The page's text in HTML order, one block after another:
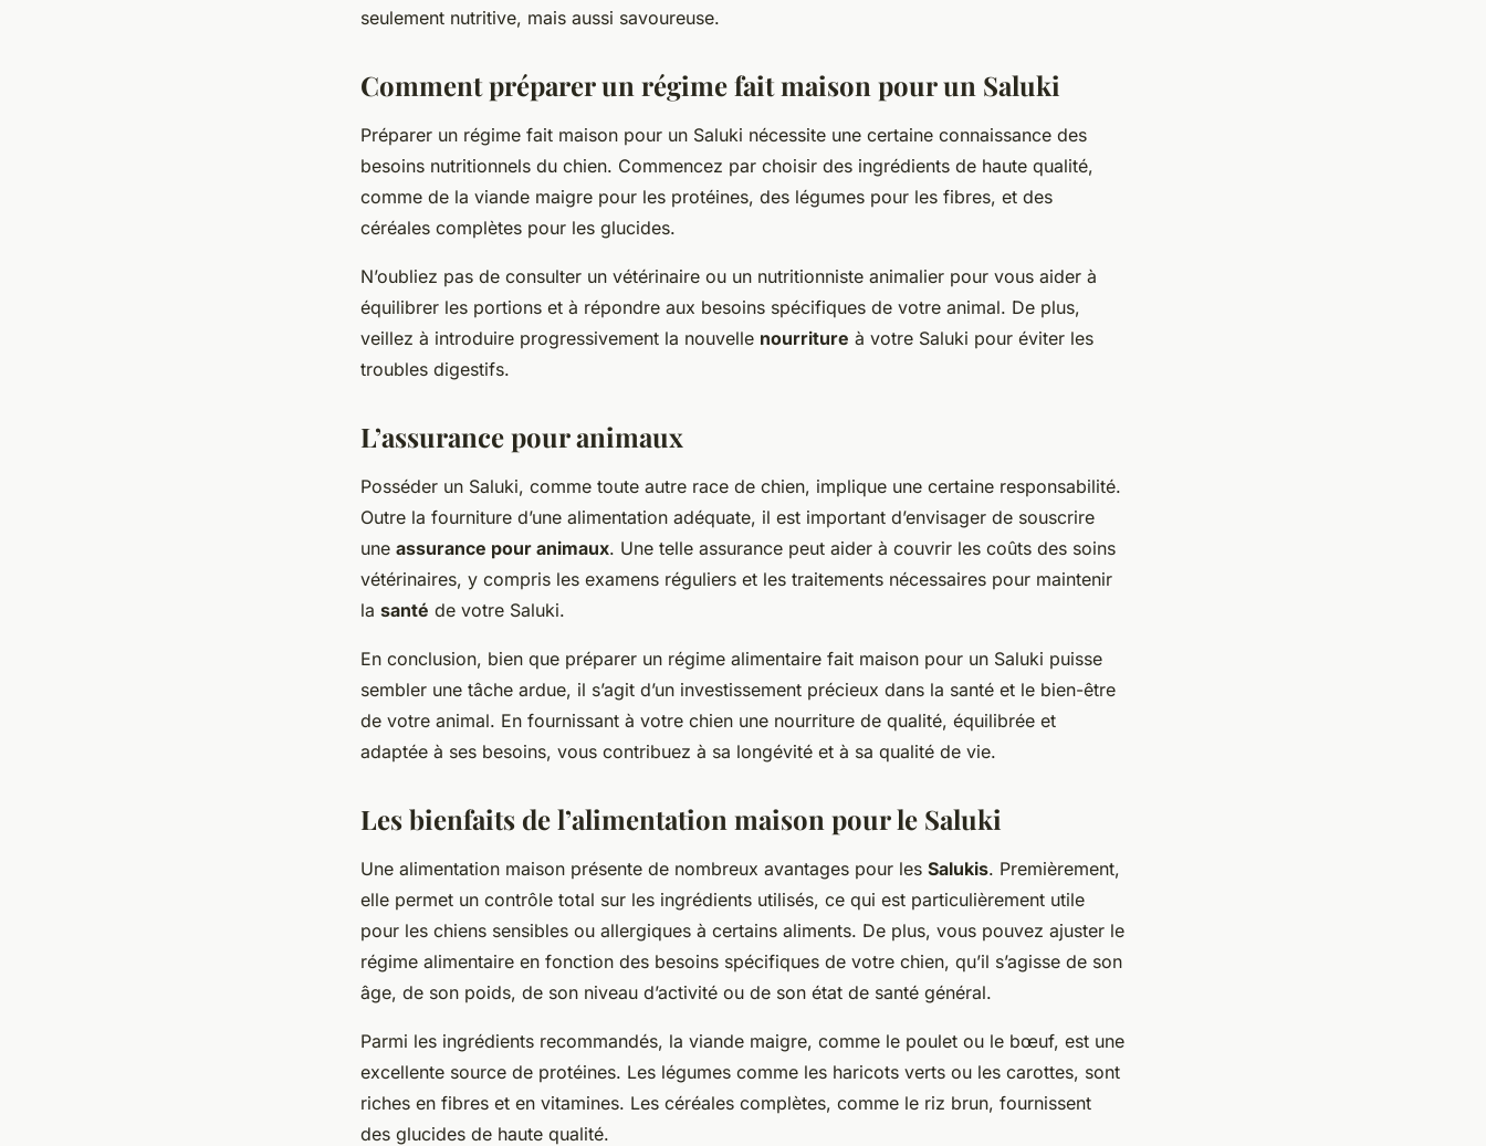
seulement nutritive, mais aussi savoureuse.
Comment préparer un régime fait maison pour un Saluki
Préparer un régime fait maison pour un Saluki nécessite une certaine connaissance des
besoins nutritionnels du chien. Commencez par choisir des ingrédients de haute qualité,
comme de la viande maigre pour les protéines, des légumes pour les fibres, et des
céréales complètes pour les glucides.
N’oubliez pas de consulter un vétérinaire ou un nutritionniste animalier pour vous aider à
équilibrer les portions et à répondre aux besoins spécifiques de votre animal. De plus,
veillez à introduire progressivement la nouvelle nourriture à votre Saluki pour éviter les
troubles digestifs.
L’assurance pour animaux
Posséder un Saluki, comme toute autre race de chien, implique une certaine responsabilité.
Outre la fourniture d’une alimentation adéquate, il est important d’envisager de souscrire
une assurance pour animaux. Une telle assurance peut aider à couvrir les coûts des soins
vétérinaires, y compris les examens réguliers et les traitements nécessaires pour maintenir
la santé de votre Saluki.
En conclusion, bien que préparer un régime alimentaire fait maison pour un Saluki puisse
sembler une tâche ardue, il s’agit d’un investissement précieux dans la santé et le bien-être
de votre animal. En fournissant à votre chien une nourriture de qualité, équilibrée et
adaptée à ses besoins, vous contribuez à sa longévité et à sa qualité de vie.
Les bienfaits de l’alimentation maison pour le Saluki
Une alimentation maison présente de nombreux avantages pour les Salukis. Premièrement,
elle permet un contrôle total sur les ingrédients utilisés, ce qui est particulièrement utile
pour les chiens sensibles ou allergiques à certains aliments. De plus, vous pouvez ajuster le
régime alimentaire en fonction des besoins spécifiques de votre chien, qu’il s’agisse de son
âge, de son poids, de son niveau d’activité ou de son état de santé général.
Parmi les ingrédients recommandés, la viande maigre, comme le poulet ou le bœuf, est une
excellente source de protéines. Les légumes comme les haricots verts ou les carottes, sont
riches en fibres et en vitamines. Les céréales complètes, comme le riz brun, fournissent
des glucides de haute qualité.